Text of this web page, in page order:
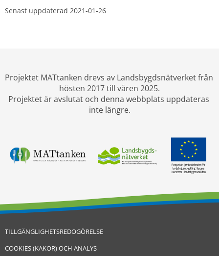
Senast uppdaterad 2021-01-26
Projektet MATtanken drevs av Landsbygdsnätverket från
hösten 2017 till våren 2025.
Projektet är avslutat och denna webbplats uppdateras
inte längre.
TILLGÄNGLIGHETSREDOGÖRELSE
COOKIES (KAKOR) OCH ANALYS